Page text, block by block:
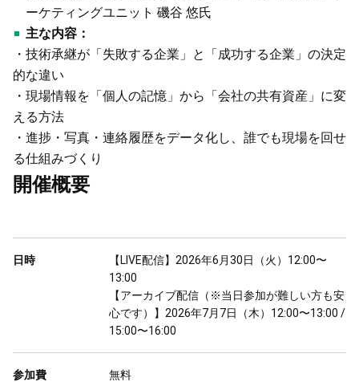
ーケティングユニット 磯谷 悠氏
主な内容：
・技術承継が「失敗する企業」と「成功する企業」の決定
的な違い
・現場情報を「個人の記憶」から「会社の共有資産」に変
える方法
・進捗・写真・連絡履歴をデータ化し、誰でも現場を回せ
る仕組みづくり
開催概要
日時
【LIVE配信】2026年6月30日（火）12:00〜
13:00
【アーカイブ配信（※当日参加が難しい方も安
心です）】2026年7月7日（木）12:00〜13:00 /
15:00〜16:00
参加費 無料